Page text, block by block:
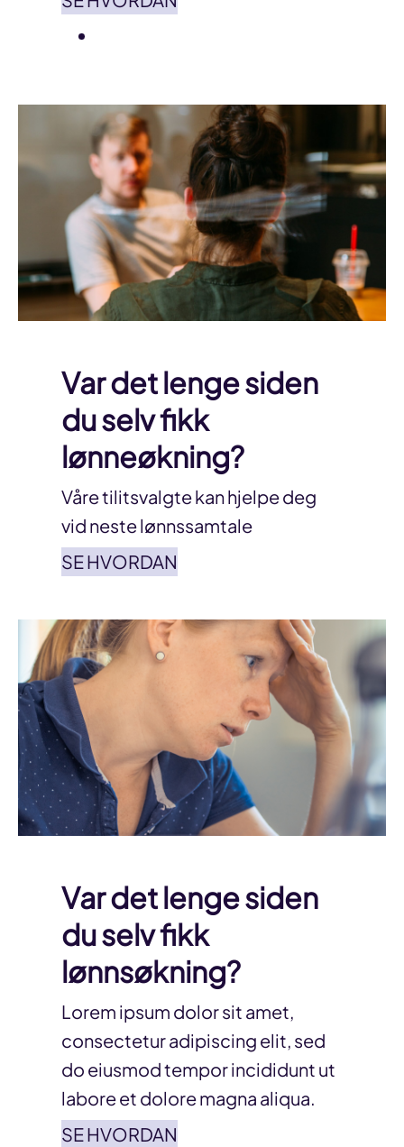
Var det lenge siden
du selv fikk
lønneøkning?
Våre tilitsvalgte kan hjelpe deg
vid neste lønnssamtale
SE HVORDAN
Var det lenge siden
du selv fikk
lønnsøkning?
Lorem ipsum dolor sit amet,
consectetur adipiscing elit, sed
do eiusmod tempor incididunt ut
labore et dolore magna aliqua.
SE HVORDAN